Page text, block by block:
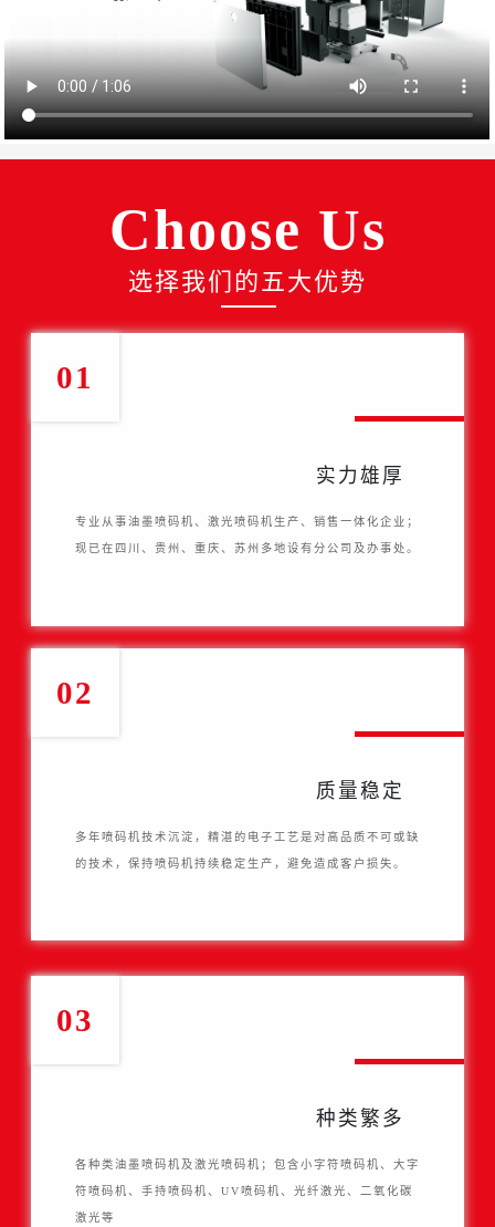
Choose Us
选择我们的五大优势
01
实力雄厚
专业从事油墨喷码机、激光喷码机生产、销售一体化企业；
现已在四川、贵州、重庆、苏州多地设有分公司及办事处。
02
质量稳定
多年喷码机技术沉淀，精湛的电子工艺是对高品质不可或缺
的技术，保持喷码机持续稳定生产，避免造成客户损失。
03
种类繁多
各种类油墨喷码机及激光喷码机；包含小字符喷码机、大字
符喷码机、手持喷码机、UV喷码机、光纤激光、二氧化碳
激光等